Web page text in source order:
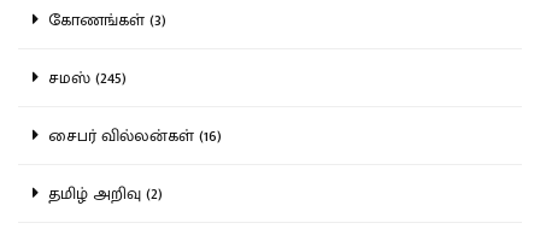
கோணங்கள் (3)
சமஸ் (245)
சைபர் வில்லன்கள் (16)
தமிழ் அறிவு (2)